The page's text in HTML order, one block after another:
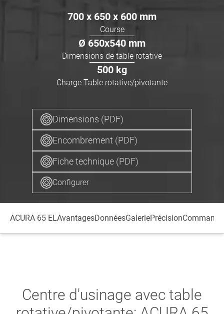
700 x 650 x 600 mm
Course
Ø 650x540 mm
Dimensions de table rotative
500 kg
Charge Table rotative/pivotante
Dimensions (PDF)
Encombrement (PDF)
Fiche technique (PDF)
Configurer
ACURA 65 ELAvantagesDonnéesGaleriePrécisionCommande
Centre d'usinage avec table